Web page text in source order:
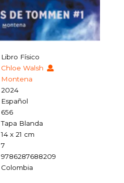
Libro Físico
Chloe Walsh
Montena
2024
Español
656
Tapa Blanda
14 x 21 cm
7
9786287688209
Colombia